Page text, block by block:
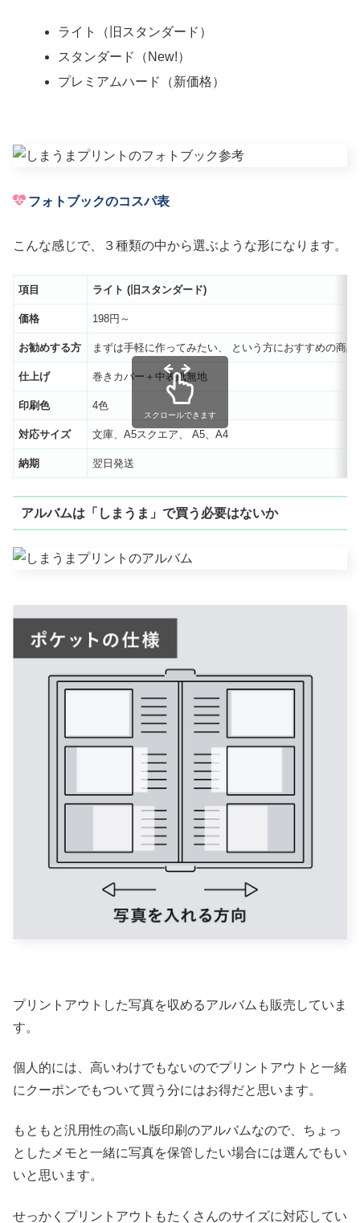
ライト（旧スタンダード）
スタンダード（New!）
プレミアムハード（新価格）
フォトブックのコスパ表
こんな感じで、３種類の中から選ぶような形になります。
項目 ライト ( 旧スタンダード)
価格 198円～
お勧めする方 まずは手軽に作ってみたい、 という方におすすめの商
仕上げ 巻きカバー＋中表紙無地
印刷色 4色
対応サイズ 文庫、A5スクエア、 A5、A4
納期 翌日発送
スクロールできます
アルバムは「しまうま」で買う必要はないか
プリントアウトした写真を収めるアルバムも販売していま
す。
個人的には、高いわけでもないのでプリントアウトと一緒
にクーポンでもついて買う分にはお得だと思います。
もともと汎用性の高いL版印刷のアルバムなので、ちょっ
としたメモと一緒に写真を保管したい場合には選んでもい
いと思います。
せっかくプリントアウトもたくさんのサイズに対応してい